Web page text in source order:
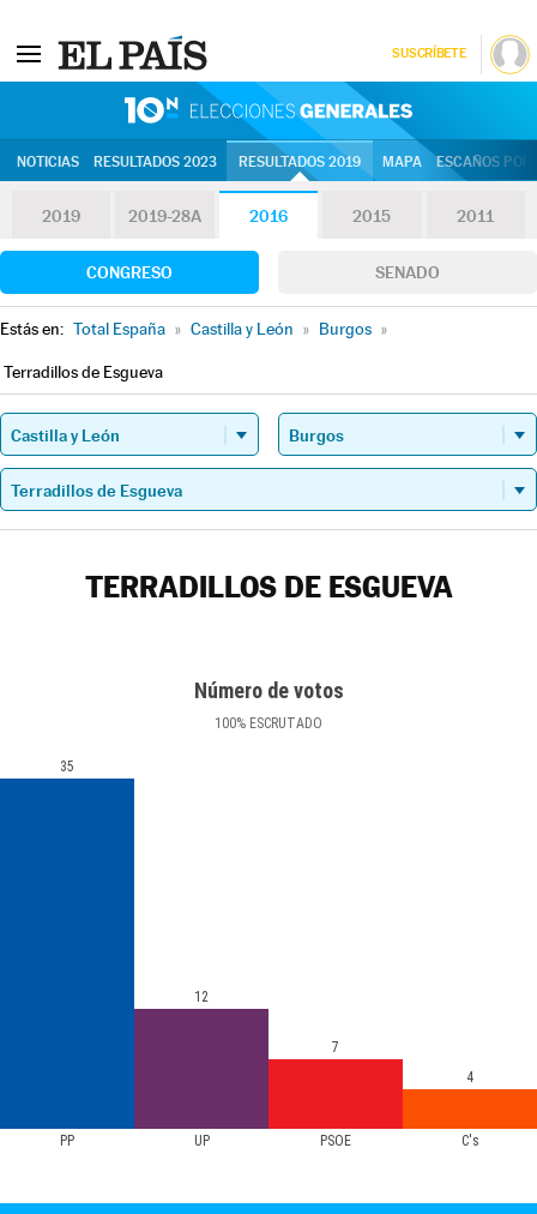
SUSCRÍBETE
NOTICIAS RESULTADOS 2023 RESULTADOS 2019 MAPA ESCAÑOS
2019 2019-28A 2016 2015 2011
CONGRESO SENADO
Estás en: Total España » Castilla y León » Burgos »
Terradillos de Esgueva
TERRADILLOS DE ESGUEVA
Número de votos
100% ESCRUTADO
PP UP PSOE C's
35
12
7
4